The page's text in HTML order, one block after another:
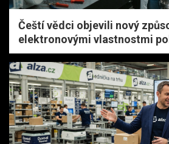
Čeští vědci objevili nový
elektronovými vlastnostmi